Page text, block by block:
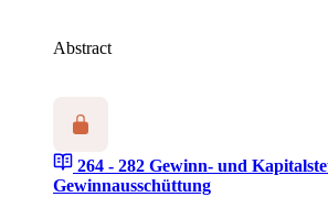
Abstract
264 - 282 Gewinn- und
Gewinnausschüttung